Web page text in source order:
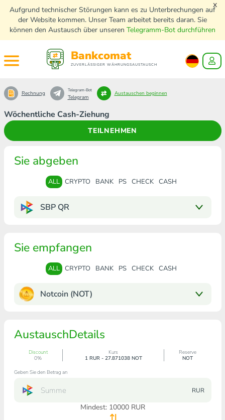
Aufgrund technischer Störungen kann es zu Unterbrechungen auf
der Website kommen. Unser Team arbeitet bereits daran. Sie
können den Austausch über unseren Telegramm-Bot durchführen
x
Bankcomat
ZUVERLÄSSIGER WÄHRUNGSAUSTAUSCH
Wöchentliche Cash-Ziehung
TEILNEHMEN
Rechnung Telegram-Bot
Telegram
Austauschen beginnen
Sie abgeben
ALL CRYPTO BANK PS CHECK CASH
SBP QR
Sie empfangen
ALL CRYPTO BANK PS CHECK CASH
Notcoin (NOT)
AustauschDetails
Discount
0%
Kurs
1 RUR - 27.871038 NOT
Reserve
NOT
Geben Sie den Betrag an
RUR
Mindest: 10000RUR